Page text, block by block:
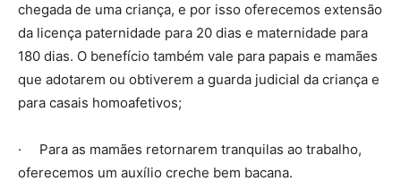
chegada de uma criança, e por isso oferecemos extensão
da licença paternidade para 20 dias e maternidade para
180 dias. O benefício também vale para papais e mamães
que adotarem ou obtiverem a guarda judicial da criança e
para casais homoafetivos;
· Para as mamães retornarem tranquilas ao trabalho,
oferecemos um auxílio creche bem bacana.